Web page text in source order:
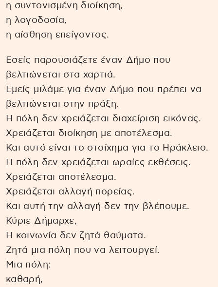
η συντονισμένη διοίκηση,
η λογοδοσία,
η αίσθηση επείγοντος.
Εσείς παρουσιάζετε έναν Δήμο που
βελτιώνεται στα χαρτιά.
Εμείς μιλάμε για έναν Δήμο που πρέπει να
βελτιώνεται στην πράξη.
Η πόλη δεν χρειάζεται διαχείριση εικόνας.
Χρειάζεται διοίκηση με αποτέλεσμα.
Και αυτό είναι το στοίχημα για το Ηράκλειο.
Η πόλη δεν χρειάζεται ωραίες εκθέσεις.
Χρειάζεται αποτέλεσμα.
Χρειάζεται αλλαγή πορείας.
Και αυτή την αλλαγή δεν την βλέπουμε.
Κύριε Δήμαρχε,
Η κοινωνία δεν ζητά θαύματα.
Ζητά μια πόλη που να λειτουργεί.
Μια πόλη:
καθαρή,